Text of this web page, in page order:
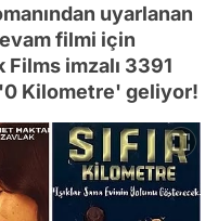
uyarlanan
filmi için
Films imzalı 3391
Kilometre' geliyor!